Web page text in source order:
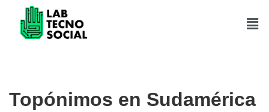
Saltar
Topónimos en Sudamérica